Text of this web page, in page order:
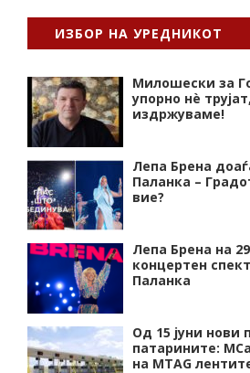
ИЗБОР НА УРЕДНИКОТ
Милошески за
упорно нѐ
издржуваме!
Лепа Брена
Паланка –
вие?
Лепа Брена на
концертен
Паланка
Од 15 јуни нови
патарините:
на MTAG